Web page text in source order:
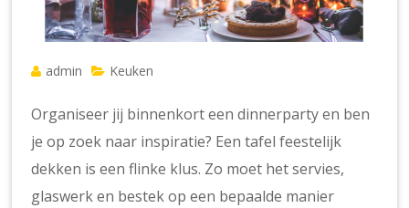
admin Keuken
Organiseer jij binnenkort een dinnerparty en ben
je op zoek naar inspiratie? Een tafel feestelijk
dekken is een flinke klus. Zo moet het servies,
glaswerk en bestek op een bepaalde manier